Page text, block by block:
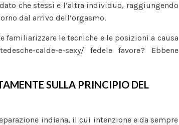
che stessi e l’altra individuo, raggiungendo
dal arrivo dell’orgasmo.
familiarizzare le tecniche e le posizioni a causa
calde-e-sexy/ fedele favore? Ebbene
SULLA PRINCIPIO DEL
indiana, il cui intenzione e da sempre